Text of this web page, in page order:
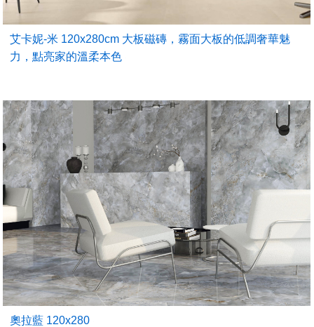
艾卡妮-米 120x280cm 大板磁磚，霧面大板的低調奢華魅
力，點亮家的溫柔本色
奧拉藍 120x280